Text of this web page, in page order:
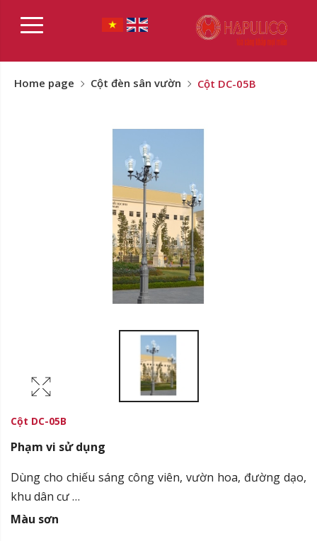
Home page Cột đèn sân vườn Cột DC-05B
Cột DC-05B
Phạm vi sử dụng
Dùng cho chiếu sáng công viên, vườn hoa, đường dạo,
khu dân cư …
Màu sơn